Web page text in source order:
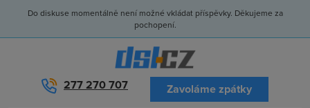
Do diskuse momentálně není možné vkládat příspěvky. Děkujeme za
pochopení.
277 270 707 Zavoláme zpátky